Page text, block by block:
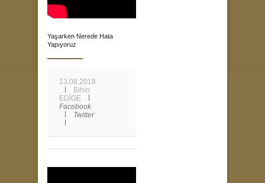
Yaşarken Nerede Hata
Yapıyoruz
13.08.2018
Bihin
EDİGE
Facebook
Twitter